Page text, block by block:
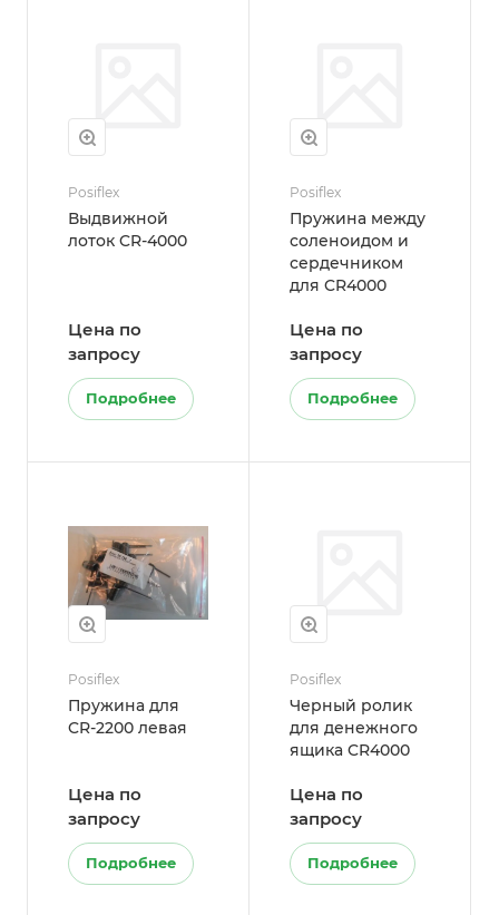
Posiflex
Выдвижной
лоток CR-4000
Цена по
запросу
Подробнее
Posiflex
Пружина между
соленоидом и
сердечником
для CR4000
Цена по
запросу
Подробнее
Posiflex
Пружина для
CR-2200 левая
Цена по
запросу
Подробнее
Posiflex
Черный ролик
для денежного
ящика CR4000
Цена по
запросу
Подробнее